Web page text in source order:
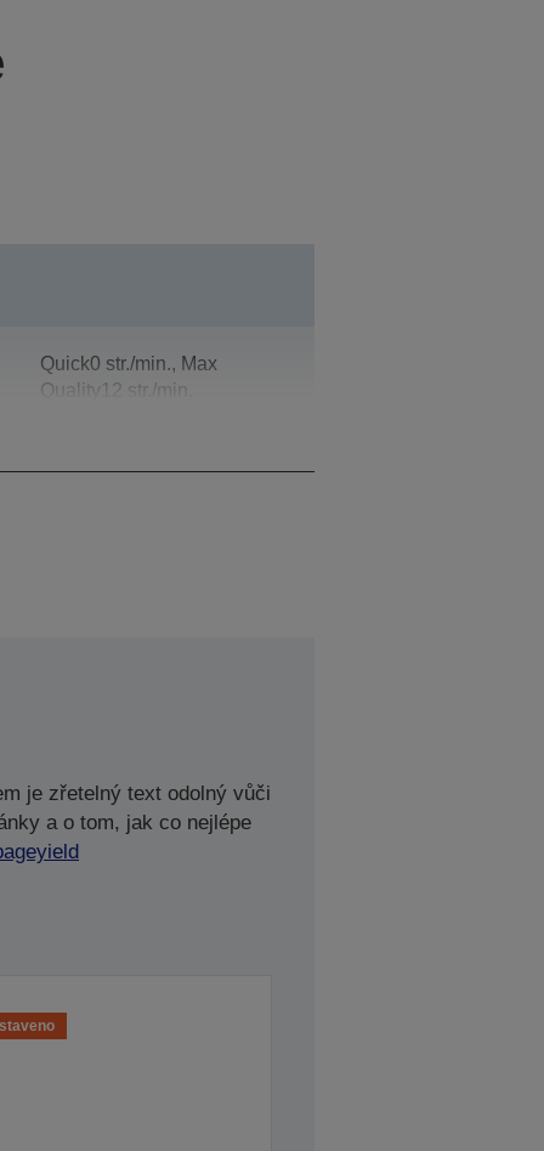
Quick0 str./min., Max
Quality12 str./min.
je zřetelný text odolný vůči
a o tom, jak co nejlépe